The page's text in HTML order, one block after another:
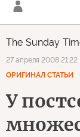
The Sunday
27 апреля 2008 21:22
ОРИГИНАЛ СТАТЬИ
У